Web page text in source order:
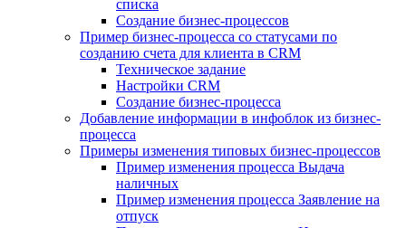
списка
Создание бизнес-процессов
Пример бизнес-процесса со статусами по
созданию счета для клиента в CRM
Техническое задание
Настройки CRM
Создание бизнес-процесса
Добавление информации в инфоблок из бизнес-
процесса
Примеры изменения типовых бизнес-процессов
Пример изменения процесса Выдача
наличных
Пример изменения процесса Заявление на
отпуск